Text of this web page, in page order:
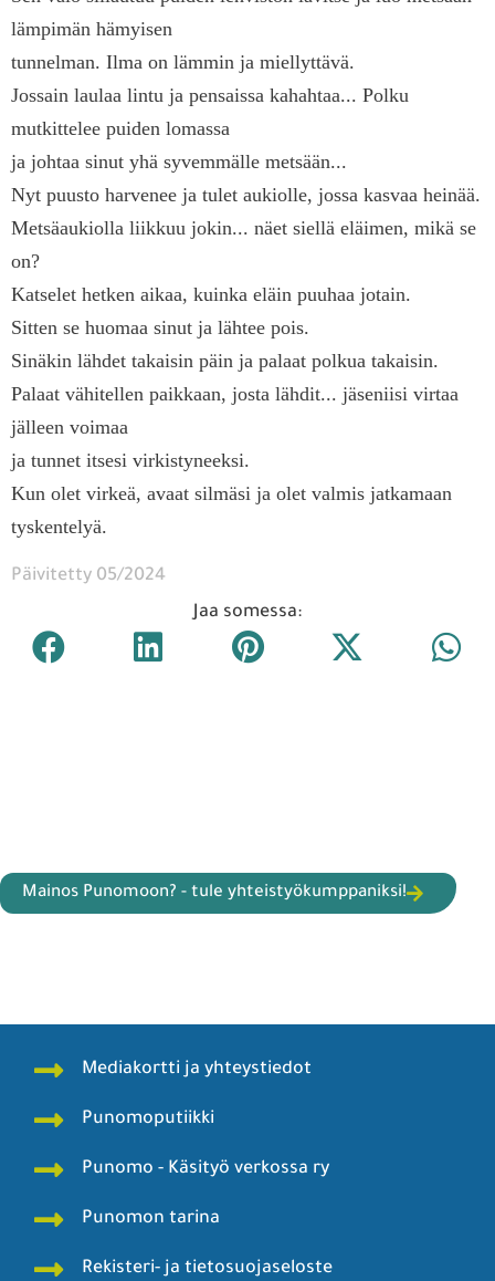
lämpimän hämyisen
tunnelman. Ilma on lämmin ja miellyttävä.
Jossain laulaa lintu ja pensaissa kahahtaa... Polku
mutkittelee puiden lomassa
ja johtaa sinut yhä syvemmälle metsään...
Nyt puusto harvenee ja tulet aukiolle, jossa kasvaa heinää.
Metsäaukiolla liikkuu jokin... näet siellä eläimen, mikä se
on?
Katselet hetken aikaa, kuinka eläin puuhaa jotain.
Sitten se huomaa sinut ja lähtee pois.
Sinäkin lähdet takaisin päin ja palaat polkua takaisin.
Palaat vähitellen paikkaan, josta lähdit... jäseniisi virtaa
jälleen voimaa
ja tunnet itsesi virkistyneeksi.
Kun olet virkeä, avaat silmäsi ja olet valmis jatkamaan
tyskentelyä.
Päivitetty 05/2024
Jaa somessa:
Mainos Punomoon? - tule yhteistyökumppaniksi!
Mediakortti ja yhteystiedot
Punomoputiikki
Punomo - Käsityö verkossa ry
Punomon tarina
Rekisteri- ja tietosuojaseloste